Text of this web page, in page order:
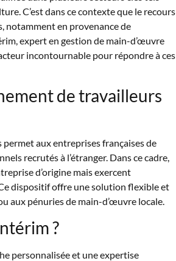
C’est dans ce contexte que le recours
notamment en provenance de
expert en gestion de main-d’œuvre
incontournable pour répondre à ces
de travailleurs
aux entreprises françaises de
recrutés à l’étranger. Dans ce cadre,
d’origine mais exercent
dispositif offre une solution flexible et
aux pénuries de main-d’œuvre locale.
?
personnalisée et une expertise